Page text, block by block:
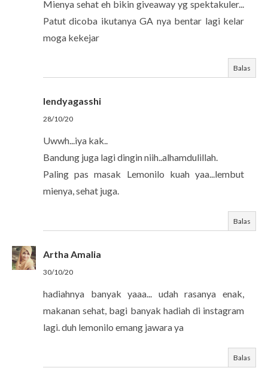
Mienya sehat eh bikin giveaway yg spektakuler...
Patut dicoba ikutanya GA nya bentar lagi kelar
moga kekejar
Balas
lendyagasshi
28/10/20
Uwwh...iya kak..
Bandung juga lagi dingin niih..alhamdulillah.
Paling pas masak Lemonilo kuah yaa...lembut
mienya, sehat juga.
Balas
Artha Amalia
30/10/20
hadiahnya banyak yaaa... udah rasanya enak,
makanan sehat, bagi banyak hadiah di instagram
lagi. duh lemonilo emang jawara ya
Balas